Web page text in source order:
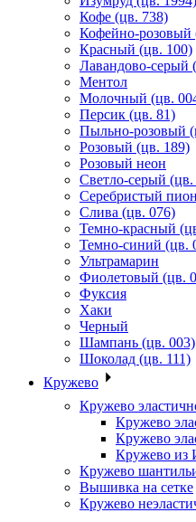
Кофе (цв. 738)
Кофейно-розовый
Красный (цв. 100)
Лавандово-серый
Ментол
Молочный (цв.
Персик (цв. 81)
Пыльно-розовый
Розовый (цв. 189)
Розовый неон
Светло-серый (цв.
Серебристый
Слива (цв. 076)
Темно-красный
Темно-синий (цв.
Ультрамарин
Фиолетовый (цв.
Фуксия
Хаки
Черный
Шампань (цв. 003)
Шоколад (цв. 111)
Кружево
Кружево
Кружево
Кружево
Кружево из
Кружево
Вышивка на сетке
Кружево